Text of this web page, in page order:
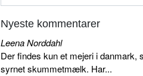
Nyeste kommentarer
Leena Norddahl
Der findes kun et mejeri i
syrnet skummetmælk. Har...